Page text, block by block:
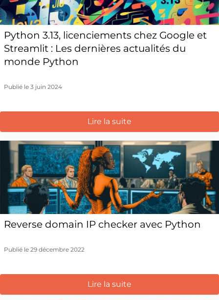
Python 3.13, licenciements chez Google et
Streamlit : Les dernières actualités du
monde Python
Publié le 3 juin 2024
Lire la suite
Reverse domain IP checker avec Python
Publié le 29 décembre 2022
Lire la suite